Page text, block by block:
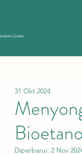
31 Okt 2024
Diperbarui: 2 Nov